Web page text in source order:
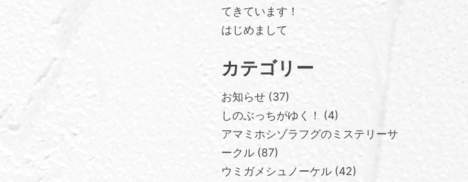
てきています！
はじめまして
カテゴリー
お知らせ 37
しのぶっちがゆく！
4
アマミホシゾラフグのミステリーサ
ークル 87
ウミガメシュノーケル 42